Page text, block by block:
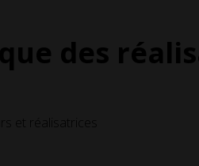
des
et réalisatrices